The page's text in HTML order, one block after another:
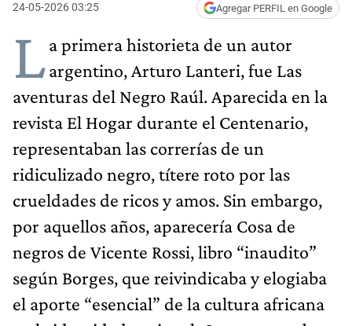
24-05-2026 03:25 Agregar PERFIL en Google
La primera historieta de un autor
argentino, Arturo Lanteri, fue Las
aventuras del Negro Raúl. Aparecida en la
revista El Hogar durante el Centenario,
representaban las correrías de un
ridiculizado negro, títere roto por las
crueldades de ricos y amos. Sin embargo,
por aquellos años, aparecería Cosa de
negros de Vicente Rossi, libro “inaudito”
según Borges, que reivindicaba y elogiaba
el aporte “esencial” de la cultura africana